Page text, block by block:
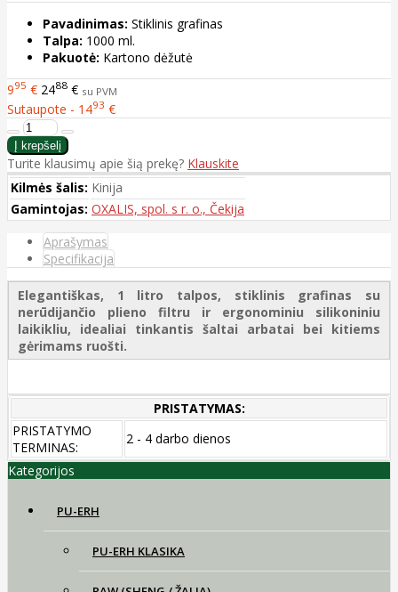
Pavadinimas: Stiklinis grafinas
Talpa: 1000 ml.
Pakuotė: Kartono dėžutė
995 € 2488 € su PVM
Sutaupote - 1493 €
Turite klausimų apie šią prekę? Klauskite
Kilmės šalis: Kinija
Gamintojas: OXALIS, spol. s r. o., Čekija
Aprašymas
Specifikacija
Elegantiškas, 1 litro talpos, stiklinis grafinas su
nerūdijančio plieno filtru ir ergonominiu silikoniniu
laikikliu, idealiai tinkantis šaltai arbatai bei kitiems
gėrimams ruošti.
PRISTATYMAS:
PRISTATYMO
TERMINAS:
2 - 4 darbo dienos
Kategorijos
PU-ERH
PU-ERH KLASIKA